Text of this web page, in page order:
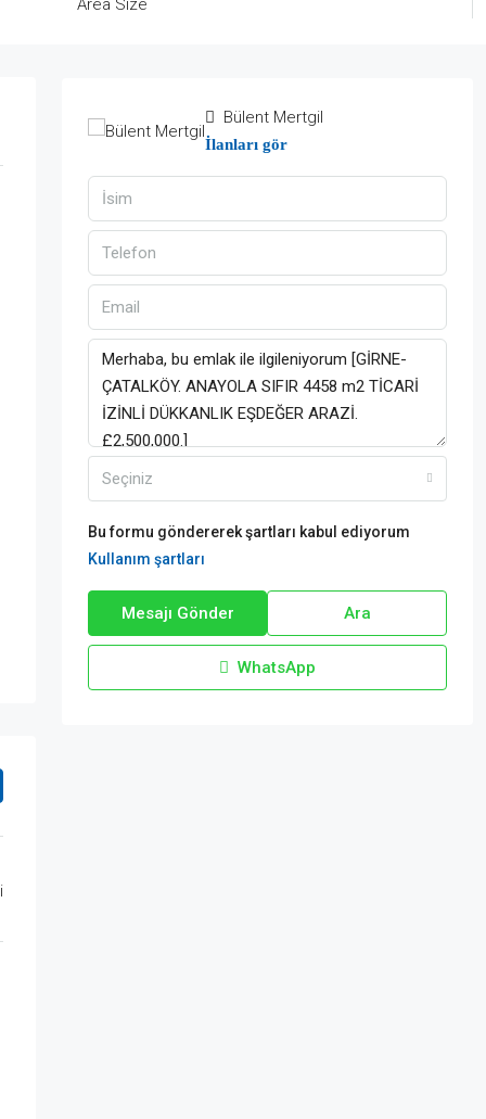
Area Size
Bülent Mertgil
İlanları gör
Seçiniz
Bu formu göndererek şartları kabul ediyorum
Kullanım şartları
Mesajı Gönder Ara
WhatsApp